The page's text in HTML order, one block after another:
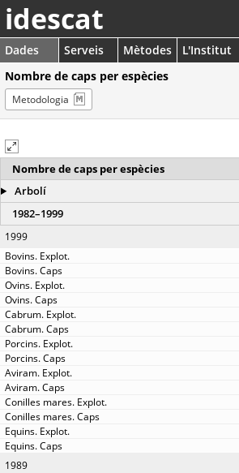
idescat
Dades Serveis Mètodes
L'Institut
Nombre de caps per espècies
Metodologia
Nombre de caps per espècies
Arbolí
1982–1999
1999
1989